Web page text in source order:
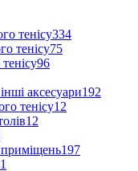
тенісу334
тенісу75
96
аксесуари192
тенісу12
12
приміщень197